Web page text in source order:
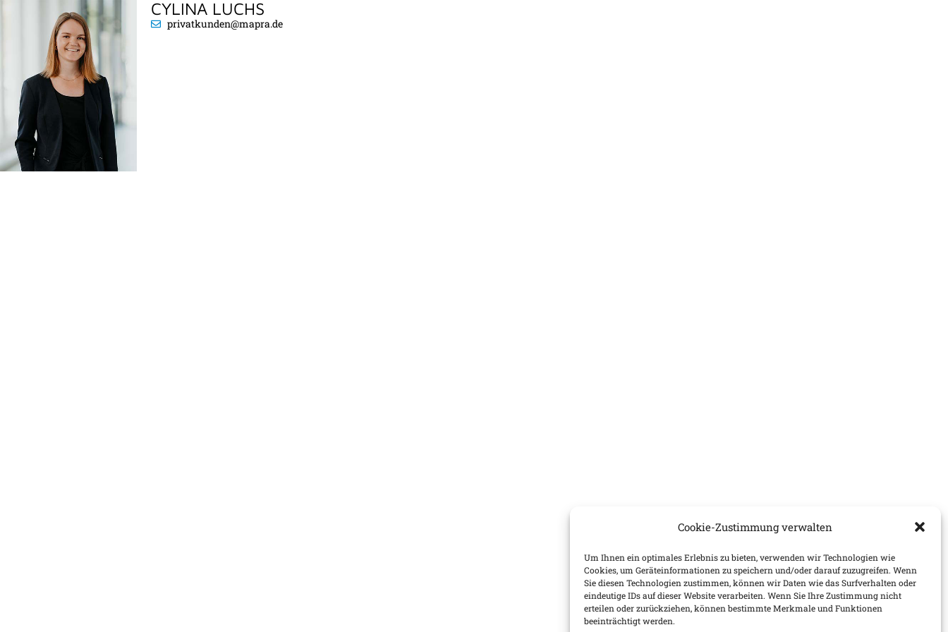
Cookie-Zustimmung verwalten
Um Ihnen ein optimales Erlebnis zu bieten, verwenden wir Technologien wie
Cookies, um Geräteinformationen zu speichern und/oder darauf zuzugreifen. Wenn
Sie diesen Technologien zustimmen, können wir Daten wie das Surfverhalten oder
eindeutige IDs auf dieser Website verarbeiten. Wenn Sie Ihre Zustimmung nicht
erteilen oder zurückziehen, können bestimmte Merkmale und Funktionen
beeinträchtigt werden.
CYLINA LUCHS
privatkunden@mapra.de